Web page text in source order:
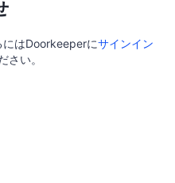
はDoorkeeperにサインイン
さい。